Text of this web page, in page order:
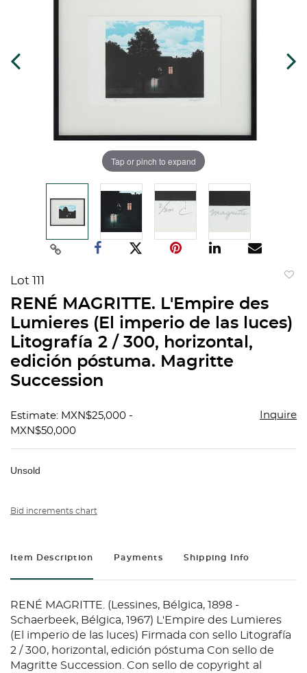
Tap or pinch to expand
Lot 111
RENÉ MAGRITTE. L'Empire des
Lumieres (El imperio de las luces)
Litografía 2 / 300, horizontal,
edición póstuma. Magritte
Succession
Estimate: MXN$25,000 -
MXN$50,000
Inquire
Unsold
Bid increments chart
Item Description Payments Shipping Info
RENÉ MAGRITTE. (Lessines, Bélgica, 1898 -
Schaerbeek, Bélgica, 1967) L'Empire des Lumieres
(El imperio de las luces) Firmada con sello Litografía
2 / 300, horizontal, edición póstuma Con sello de
Magritte Succession. Con sello de copyright al